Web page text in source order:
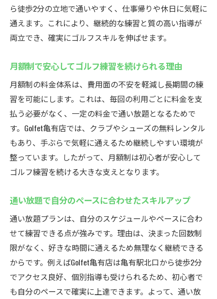
ら徒歩2分の立地で通いやすく、仕事帰りや休日に気軽に
通えます。これにより、継続的な練習と質の高い指導が
両立でき、確実にゴルフスキルを伸ばせます。
月額制で安心してゴルフ練習を続けられる理由
月額制の料金体系は、費用面の不安を軽減し長期間の練
習を可能にします。これは、毎回の利用ごとに料金を支
払う必要がなく、一定の料金で通い放題となるためで
す。Golfet亀有店では、クラブやシューズの無料レンタル
もあり、手ぶらで気軽に通えるため継続しやすい環境が
整っています。したがって、月額制は初心者が安心して
ゴルフ練習を続ける大きな支えとなります。
通い放題で自分のペースに合わせたスキルアップ
通い放題プランは、自分のスケジュールやペースに合わ
せて練習できる点が強みです。理由は、決まった回数制
限がなく、好きな時間に通えるため無理なく継続できる
からです。例えばGolfet亀有店は亀有駅北口から徒歩2分
でアクセス良好、個別指導も受けられるため、初心者で
も自分のペースで確実に上達できます。よって、通い放